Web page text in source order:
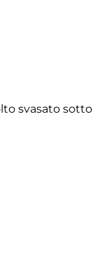
svasato sotto